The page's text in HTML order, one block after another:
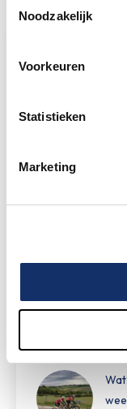
Noodzakelijk
Voorkeuren
Statistieken
Marketing